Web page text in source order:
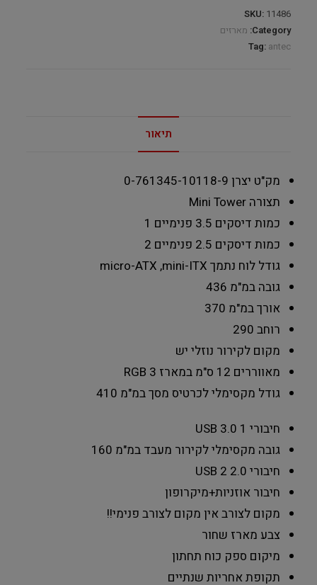
SKU: 11486
Category: מארזים
Tag: antec
תיאור
מק"ט יצרן 0-761345-10118-9
תצורהMini Tower
כמות דיסקים 3.5 פנימיים
1
כמות דיסקים 2.5 פנימיים
2
גודל לוח נתמך micro-ATX ,mini-ITX
גובה במ"מ 436
אורך במ"מ 370
רוחב 290
מקום לקירור נוזלי יש
מאווררים 12 ס"מ במארז
3 RGB
גודל מקסימלי לכרטיס מסך במ"מ 410
חיבורי USB 3.0 1
גובה מקסימלי לקירור מעבד במ"מ 160
חיבורי 2.0 USB
2
חיבוראוזניות+מיקרופון
מקום לצורבאין מקום לצורב פנימי!!
צבע מארז שחור
מיקום ספק כוח תחתון
תקופת אחריות שנתיים